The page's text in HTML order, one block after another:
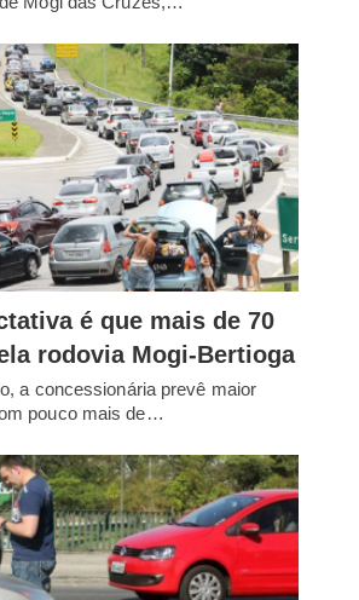
é que mais de 70
rodovia Mogi-Bertioga
a concessionária prevê maior
pouco mais de…